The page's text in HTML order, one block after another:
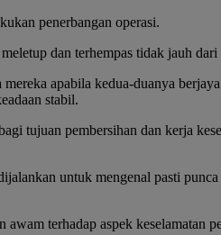
penerbangan operasi.
dan terhempas tidak jauh
apabila kedua-duanya
stabil.
tujuan pembersihan dan kerja
untuk mengenal pasti
terhadap aspek keselamatan